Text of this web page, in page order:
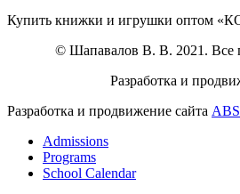
Купить книжки и игрушки оптом
© Шапавалов В. В. 2021. Все
Разработка и
Разработка и продвижение сайта
Admissions
Programs
School Calendar